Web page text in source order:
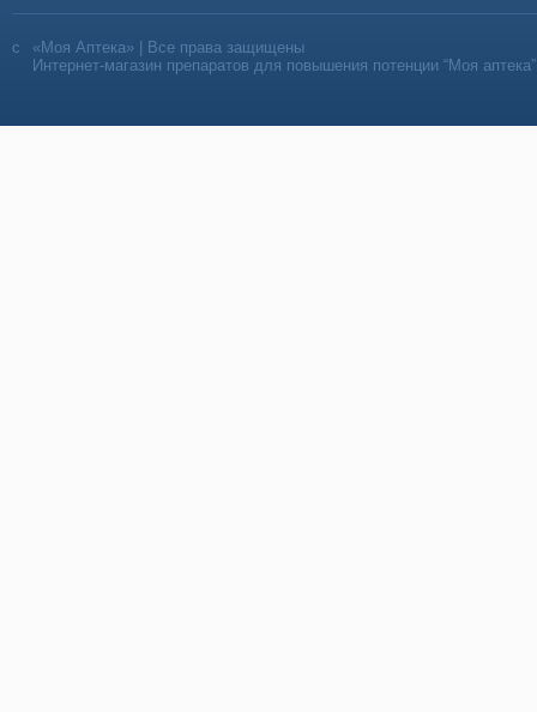
«Моя Аптека» | Все права защищены
Интернет-магазин препаратов для повышения потенции “Моя